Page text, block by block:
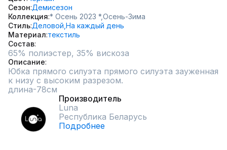
Сезон Демисезон
Коллекция * Осень 2023 *,Осень-Зима
Стиль Деловой, На каждый день
Материал текстиль
Состав
65% полиэстер, 35% вискоза
Описание
Юбка прямого силуэта прямого силуэта зауженная
к низу с высоким разрезом.
длина-78см
Производитель
Luna
Республика Беларусь
Подробнее